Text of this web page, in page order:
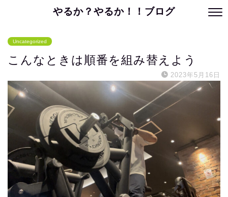
やるか？やるか！！ブログ
Uncategorized
こんなときは順番を組み替えよう
2023年5月16日